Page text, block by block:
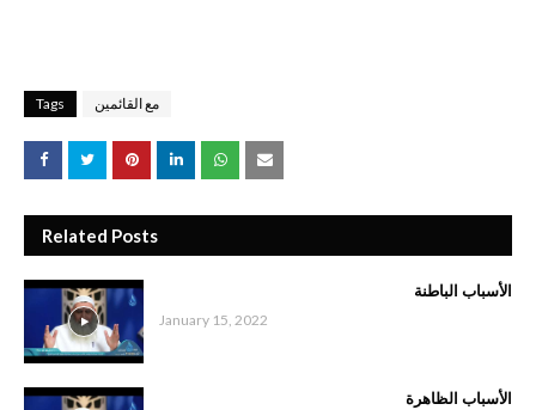
Tags مع القائمين
Related Posts
الأسباب الباطنة
January 15, 2022
الأسباب الظاهرة